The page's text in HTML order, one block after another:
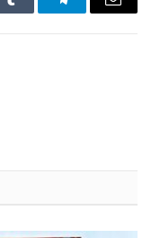
Tumblr TelegramEmail